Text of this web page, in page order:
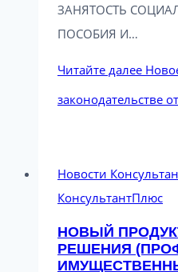
ЗАНЯТОСТЬ
ПОСОБИЯ И…
Читайте далее
законодательстве
Новости
КонсультантПлюс
НОВЫЙ
РЕШЕНИЯ